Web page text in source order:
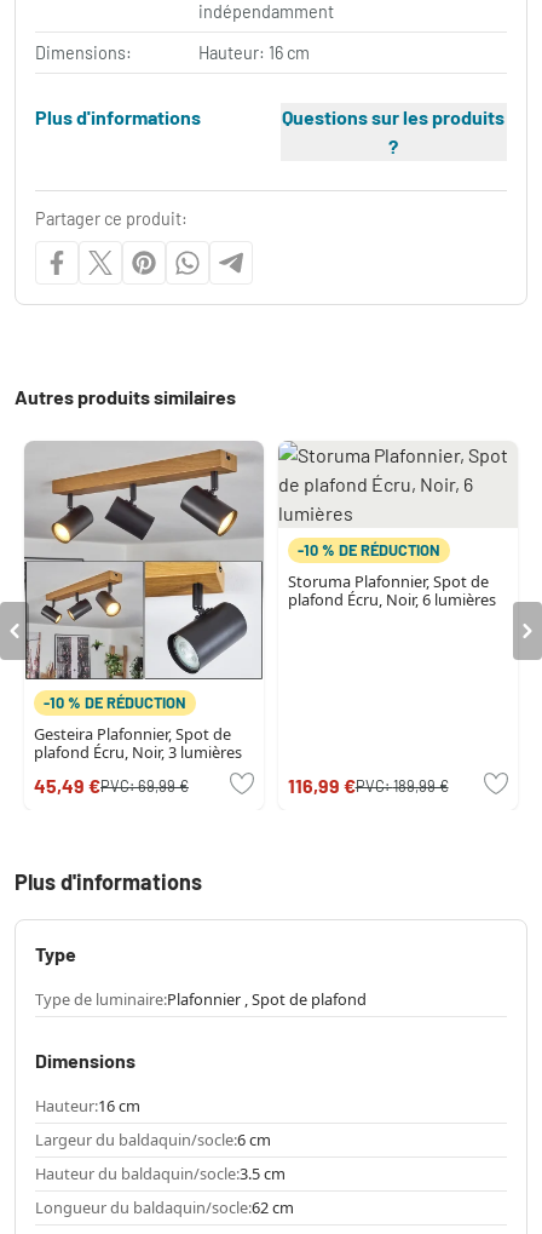
indépendamment
Dimensions:
Hauteur: 16 cm
Plus d'informations
Questions sur les produits
?
Partager ce produit:
Autres produits similaires
-10 % DE RÉDUCTION
Gesteira Plafonnier, Spot de
plafond Écru, Noir, 3 lumières
45,49 €PVC:69,99 €
-10 % DE RÉDUCTION
Storuma Plafonnier, Spot de
plafond Écru, Noir, 6 lumières
116,99 €PVC:189,99 €
Plus d'informations
Type
Type de luminaire:Plafonnier , Spot de plafond
Dimensions
Hauteur:16 cm
Largeur du baldaquin/socle:6 cm
Hauteur du baldaquin/socle:3.5 cm
Longueur du baldaquin/socle:62 cm